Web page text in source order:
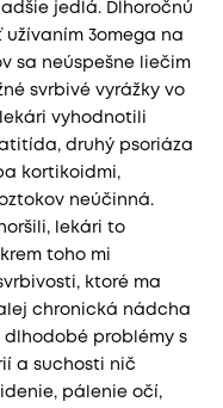
jedlá. Dlhoročnú
3omega na
sa neúspešne liečim
svrbivé vyrážky vo
vyhodnotili
druhý psoriáza
kortikoidmi,
neúčinná.
lekári to
toho mi
ktoré ma
chronická nádcha
dlhodobé problémy s
a suchosti nič
pálenie očí,